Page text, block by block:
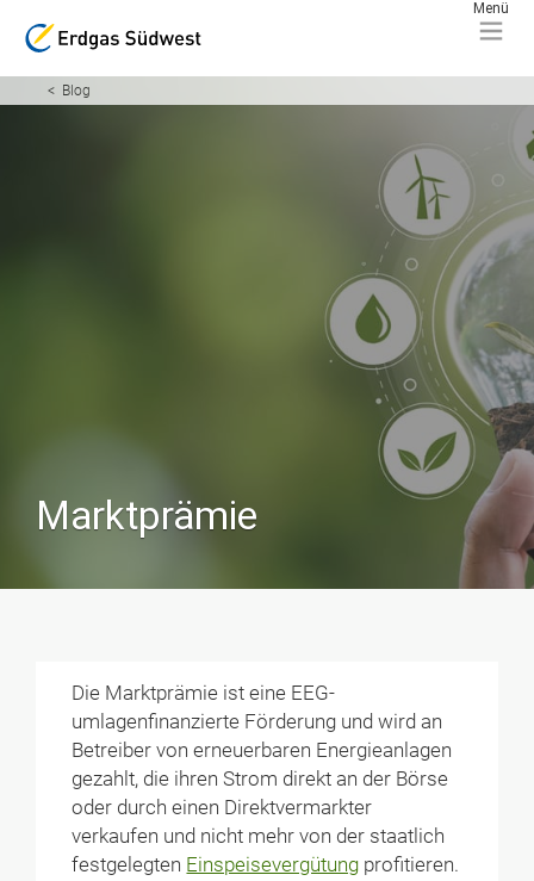
Blog
Marktprämie
Die Marktprämie ist eine EEG-
umlagenfinanzierte Förderung und wird an
Betreiber von erneuerbaren Energieanlagen
gezahlt, die ihren Strom direkt an der Börse
oder durch einen Direktvermarkter
verkaufen und nicht mehr von der staatlich
festgelegten Einspeisevergütung profitieren.